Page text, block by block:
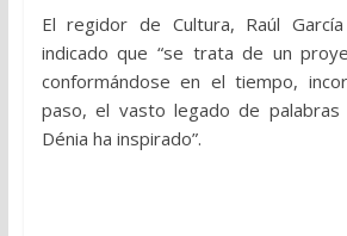
El regidor de Cultura, Raúl
indicado que “se trata de un
conformándose en el tiempo,
paso, el vasto legado de palabras
Dénia ha inspirado”.